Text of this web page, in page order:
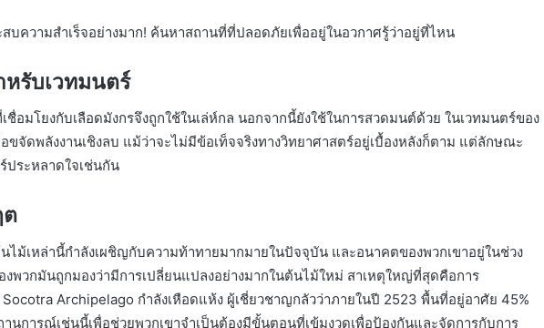
บความสำเร็จอย่างมาก! ค้นหาสถานที่ที่ปลอดภัยเพื่ออยู่ในอวกาศรู้ว่าอยู่ที่ไหน
รับเวทมนตร์
ชื่อมโยงกับเลือดมังกรจึงถูกใช้ในเล่ห์กล นอกจากนี้ยังใช้ในการสวดมนต์ด้วย ในเวทมนตร์ของ
ขจัดพลังงานเชิงลบ แม้ว่าจะไม่มีข้อเท็จจริงทางวิทยาศาสตร์อยู่เบื้องหลังก็ตาม แต่ลักษณะ
ประหลาดใจเช่นกัน
ต
ม้เหล่านี้กำลังเผชิญกับความท้าทายมากมายในปัจจุบัน และอนาคตของพวกเขาอยู่ในช่วง
งพวกมันถูกมองว่ามีการเปลี่ยนแปลงอย่างมากในต้นไม้ใหม่ สาเหตุใหญ่ที่สุดคือการ
Archipelago กำลังเหือดแห้ง ผู้เชี่ยวชาญกลัวว่าภายในปี 2523 พื้นที่อยู่อาศัย 45%
านการณ์เช่นนี้เพื่อช่วยพวกเขาจำเป็นต้องมีขั้นตอนที่เข้มงวดเพื่อป้องกันและจัดการกับการ